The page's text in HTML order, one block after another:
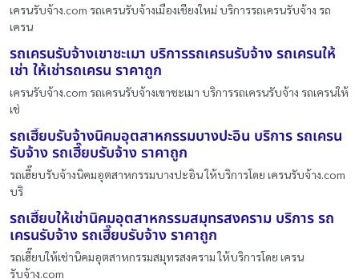
เครนรับจ้าง.com รถเครนรับจ้างเมืองเชียงใหม่ บริการรถเครนรับจ้าง รถ
เครน
รถเครนรับจ้างเขาชะเมา บริการรถเครนรับจ้าง รถเครนให้
เช่า ให้เช่ารถเครน ราคาถูก
เครนรับจ้าง.com รถเครนรับจ้างเขาชะเมา บริการรถเครนรับจ้าง รถเครนให้
เช่
รถเฮี๊ยบรับจ้างนิคมอุตสาหกรรมบางปะอิน บริการ รถเครน
รับจ้าง รถเฮี๊ยบรับจ้าง ราคาถูก
รถเฮี๊ยบรับจ้างนิคมอุตสาหกรรมบางปะอิน ให้บริการโดย เครนรับจ้าง.com
บริ
รถเฮี๊ยบให้เช่านิคมอุตสาหกรรมสมุทรสงคราม บริการ รถ
เครนรับจ้าง รถเฮี๊ยบรับจ้าง ราคาถูก
รถเฮี๊ยบให้เช่านิคมอุตสาหกรรมสมุทรสงคราม ให้บริการโดย เครน
รับจ้าง.com